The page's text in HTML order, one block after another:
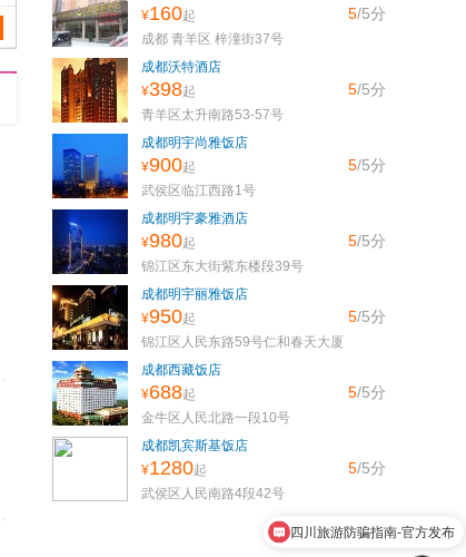
¥160起 5/5分
成都 青羊区 梓潼街37号
成都沃特酒店
¥398起 5/5分
青羊区太升南路53-57号
成都明宇尚雅饭店
¥900起 5/5分
武侯区临江西路1号
成都明宇豪雅酒店
¥980起 5/5分
锦江区东大街紫东楼段39号
成都明宇丽雅饭店
¥950起 5/5分
锦江区人民东路59号仁和春天大厦
成都西藏饭店
¥688起 5/5分
金牛区人民北路一段10号
成都凯宾斯基饭店
¥1280起 5/5分
武侯区人民南路4段42号
九寨沟旅游多少钱？